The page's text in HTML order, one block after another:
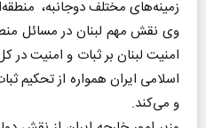
زمینه‌های مختلف دوجانبه،
وی نقش مهم لبنان در مسائل
امنیت لبنان بر ثبات و امنیت
اسلامی ایران همواره از تحکیم
و می‌کند.